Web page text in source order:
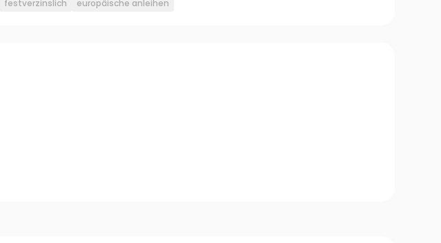
festverzinslich europäische anleihen